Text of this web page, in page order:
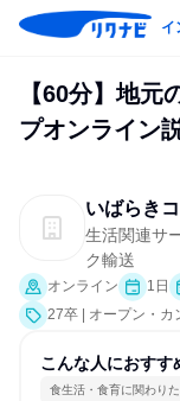
イ
【60分】地元
プオンライン
いばらき
生活関連サ
ク輸送
オンライン 1日
27卒 | オープン・カ
こんな人におすす
食生活・食育に関わり